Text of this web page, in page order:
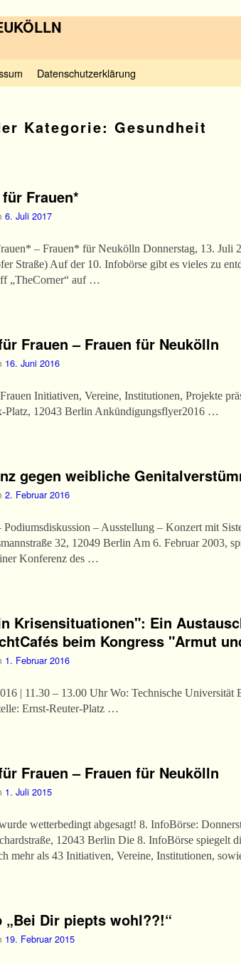
Datenschutzerklärung
Kategorie: Gesundheit
Frauen*
6. Juli 2017
– Frauen* für Neukölln Donnerstag, 13. Juli
Straße) Auf der 10. Infobörse gibt es vieles zu
„TheCorner“ auf …
Frauen – Frauen für Neukölln
16. Juni 2016
Initiativen, Vereine, Institutionen, Projekte
Platz, 12043 Berlin Ankündigungsflyer2016 …
gegen weibliche
2. Februar 2016
– Ausstellung – Konzert mit
32, 12049 Berlin Am 6. Februar 2003,
Konferenz des …
Krisensituationen": Ein
beim Kongress "Armut
1. Februar 2016
| 11.30 – 13.00 Uhr Wo: Technische Universität
Ernst-Reuter-Platz …
Frauen – Frauen für Neukölln
1. Juli 2015
wetterbedingt abgesagt! 8. InfoBörse:
12043 Berlin Die 8. InfoBörse spiegelt
mehr als 43 Initiativen, Vereine, Institutionen,
„Bei Dir piepts wohl??!“
19. Februar 2015